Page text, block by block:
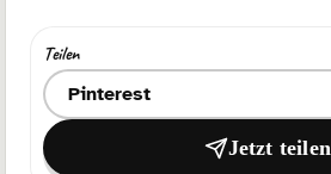
Teilen
Ziel zum Teilen auswählenJetzt teilen